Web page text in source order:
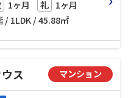
1ヶ月 礼 1ヶ月
/ 1LDK / 45.88㎡
ス マンション